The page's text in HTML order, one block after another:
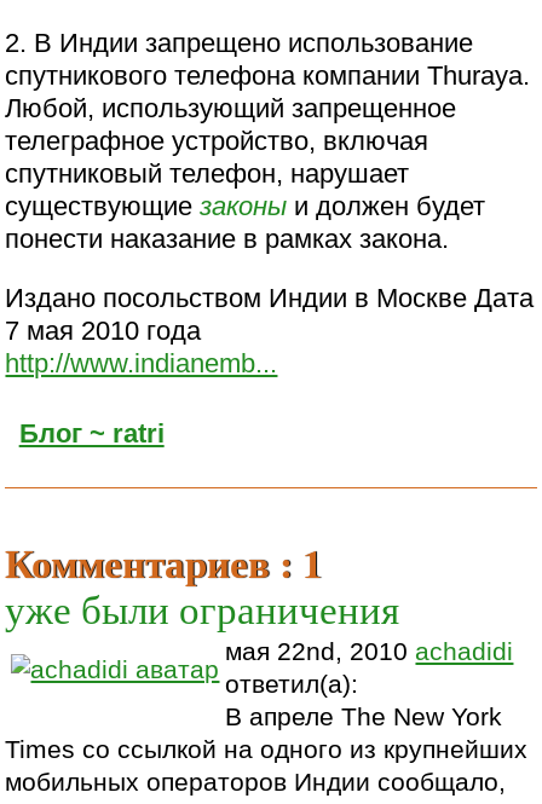
2. В Индии запрещено использование
спутникового телефона компании Thuraya.
Любой, использующий запрещенное
телеграфное устройство, включая
спутниковый телефон, нарушает
существующиезаконы и должен будет
понести наказание в рамках закона.
Издано посольством Индии в Москве Дата
7 мая 2010 года
http://www.indianemb...
Блог ~ ratri
Комментариев : 1
уже были ограничения
мая 22nd, 2010 achadidi
ответил(а):
В апреле The New York
Times со ссылкой на одного из крупнейших
мобильных операторов Индии сообщало,